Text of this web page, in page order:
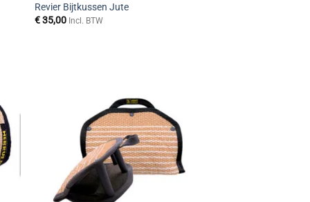
Revier Bijtkussen Jute
€35,00 Incl. BTW